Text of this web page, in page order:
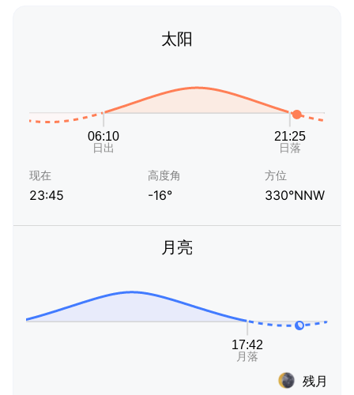
太阳
现在
23:45
高度角
-16°
方位
330°NNW
月亮
残月